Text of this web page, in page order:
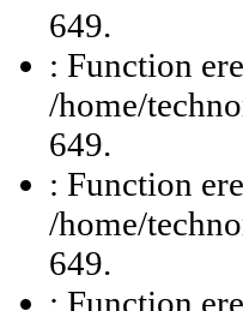
649.
: Function
/home/
649.
: Function
/home/
649.
: Function